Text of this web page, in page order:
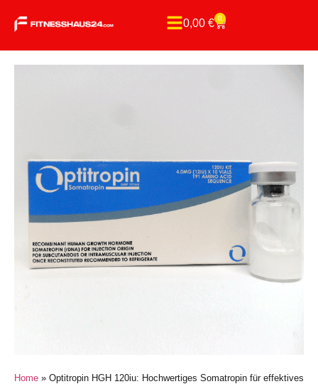
0,00 € 0
Home » Optitropin HGH 120iu: Hochwertiges Somatropin für effektives